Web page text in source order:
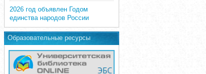
2026 год объявлен Годом
единства народов России
Образовательные ресурсы